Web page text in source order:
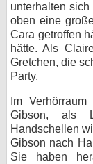
unterhalten
oben eine
Cara getroffen
hätte. Als
Gretchen, die
Party.
Im
Gibson, als
Handschellen
Gibson nach
Sie haben